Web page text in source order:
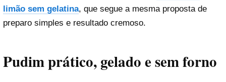
limão sem gelatina, que segue a mesma proposta de
preparo simples e resultado cremoso.
Pudim prático, gelado e sem forno